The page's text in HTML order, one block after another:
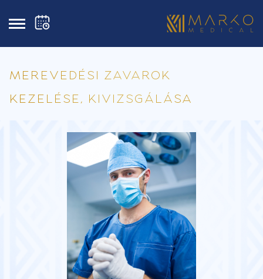
MEREVEDÉSI ZAVAROK
KEZELÉSE, KIVIZSGÁLÁSA